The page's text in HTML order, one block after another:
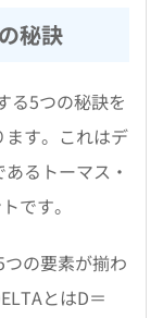
秘訣
る5つの秘訣を
す。これはデ
るトーマス・
です。
の要素が揃わ
とはD＝